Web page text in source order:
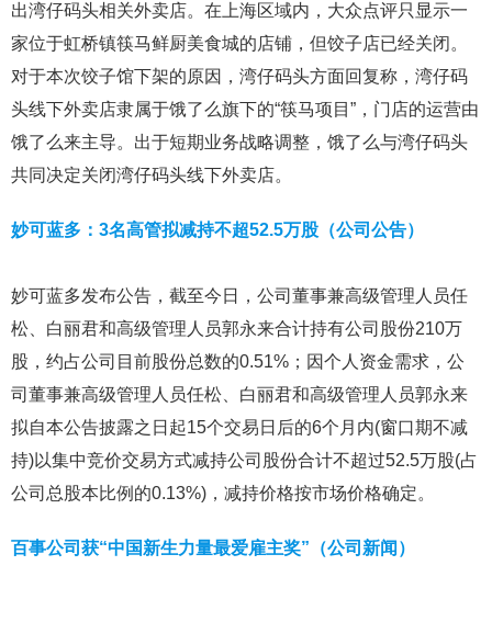
出湾仔码头相关外卖店。在上海区域内，大众点评只显示一
家位于虹桥镇筷马鲜厨美食城的店铺，但饺子店已经关闭。
对于本次饺子馆下架的原因，湾仔码头方面回复称，湾仔码
头线下外卖店隶属于饿了么旗下的“筷马项目”，门店的运营由
饿了么来主导。出于短期业务战略调整，饿了么与湾仔码头
共同决定关闭湾仔码头线下外卖店。
妙可蓝多：3名高管拟减持不超52.5万股（公司公告）
妙可蓝多发布公告，截至今日，公司董事兼高级管理人员任
松、白丽君和高级管理人员郭永来合计持有公司股份210万
股，约占公司目前股份总数的0.51%；因个人资金需求，公
司董事兼高级管理人员任松、白丽君和高级管理人员郭永来
拟自本公告披露之日起15个交易日后的6个月内(窗口期不减
持)以集中竞价交易方式减持公司股份合计不超过52.5万股(占
公司总股本比例的0.13%)，减持价格按市场价格确定。
百事公司获“中国新生力量最爱雇主奖”（公司新闻）